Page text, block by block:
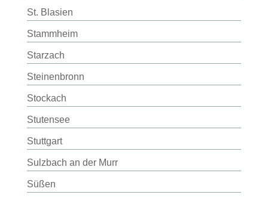
St. Blasien
Stammheim
Starzach
Steinenbronn
Stockach
Stutensee
Stuttgart
Sulzbach an der Murr
Süßen